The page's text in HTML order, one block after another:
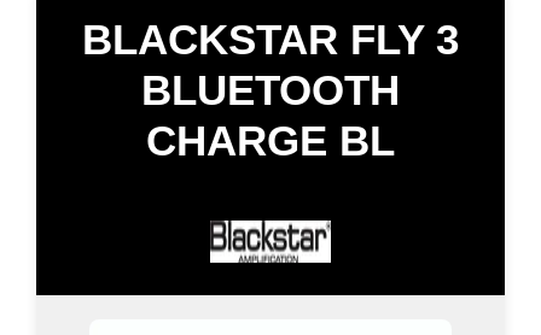
BLACKSTAR FLY 3
BLUETOOTH
CHARGE BL